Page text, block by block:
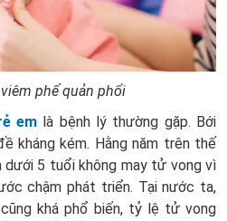
phế quản phổi
em là bệnh lý thường gặp. Bới
kháng kém. Hằng năm trên thế
5 tuổi không may tử vong vì
chậm phát triển. Tại nước ta,
khá phổ biến, tỷ lệ tử vong